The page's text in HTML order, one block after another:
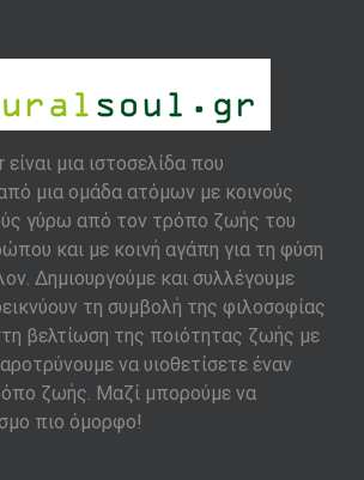
μια ιστοσελίδα που
μια ομάδα ατόμων με κοινούς
γύρω από τον τρόπο ζωής του
και με κοινή αγάπη για τη φύση
Δημιουργούμε και συλλέγουμε
τη συμβολή της φιλοσοφίας
βελτίωση της ποιότητας ζωής με
να υιοθετίσετε έναν
ζωής. Μαζί μπορούμε να
πιο όμορφο!